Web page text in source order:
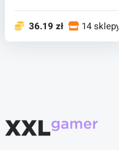
36.19 zł 14 sklepy